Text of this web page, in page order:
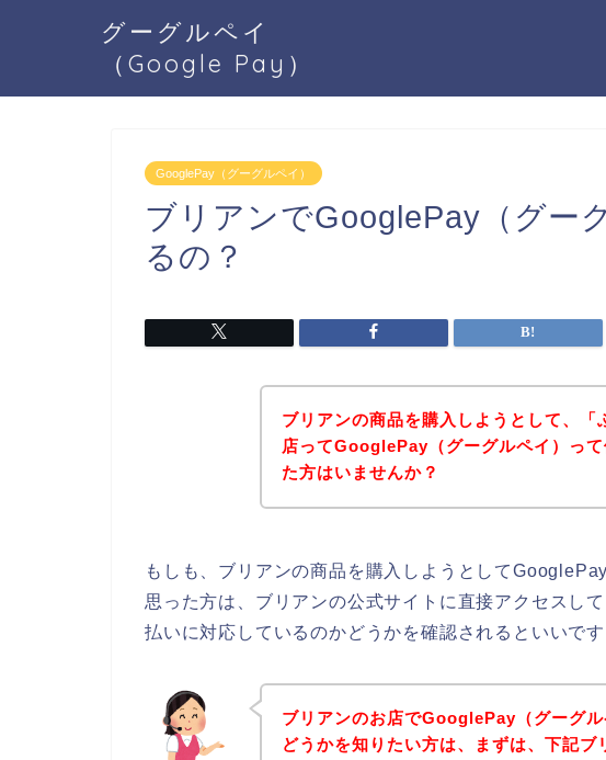
グーグルペイ
（Google Pay）
GooglePay（グーグルペイ）
ブリアンでGooglePay（グー
るの？
ブリアンの商品を購入しようとして、「
店ってGooglePay（グーグルペイ）っ
た方はいませんか？
もしも、ブリアンの商品を購入しようとして
思った方は、ブリアンの公式サイトに直接アクセスし
払いに対応しているのかどうかを確認されるといいで
ブリアンのお店でGooglePay（グーグ
どうかを知りたい方は、まずは、下記ブ